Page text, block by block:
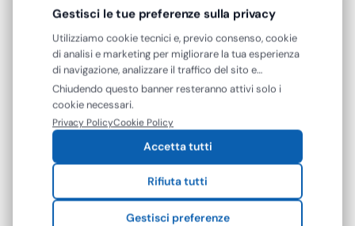
€2,27
€48,49
Cannule di Guedel
Anatomiche Sterili in PVC
Atossico
+ IVA
Bavaglio Con Tasca
Monouso in Polietilene +
Carta…
€6,13
€5,02
Gestisci le tue preferenze sulla privacy
Utilizziamo cookie tecnici e, previo consenso, cookie
di analisi e marketing per migliorare la tua esperienza
di navigazione, analizzare il traffico del sito e
mostrarti contenuti e pubblicità personalizzati. Puoi
accettare tutti i cookie oppure gestire le tue
preferenze. Puoi modificare o revocare il consenso in
qualsiasi momento.
Chiudendo questo banner resteranno attivi solo i
cookie necessari.
Privacy PolicyCookie Policy
Accetta tutti
Rifiuta tutti
Gestisci preferenze